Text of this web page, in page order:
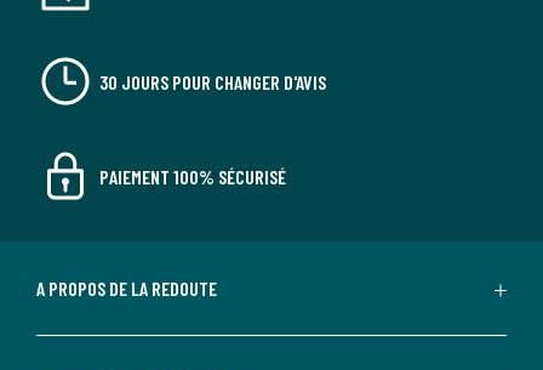
30 JOURS POUR CHANGER D'AVIS
PAIEMENT 100% SÉCURISÉ
A PROPOS DE LA REDOUTE